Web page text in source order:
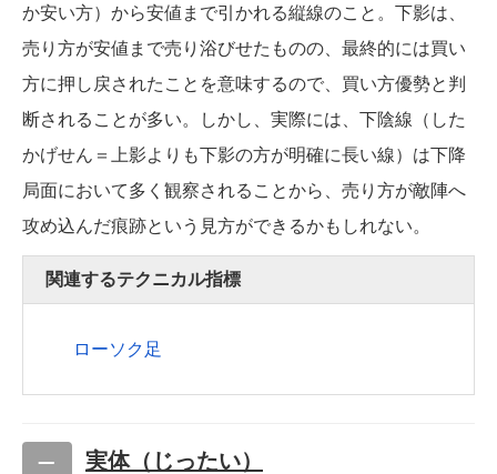
か安い方）から安値まで引かれる縦線のこと。下影は、
売り方が安値まで売り浴びせたものの、最終的には買い
方に押し戻されたことを意味するので、買い方優勢と判
断されることが多い。しかし、実際には、下陰線（した
かげせん＝上影よりも下影の方が明確に長い線）は下降
局面において多く観察されることから、売り方が敵陣へ
攻め込んだ痕跡という見方ができるかもしれない。
関連するテクニカル指標
ローソク足
実体（じったい）